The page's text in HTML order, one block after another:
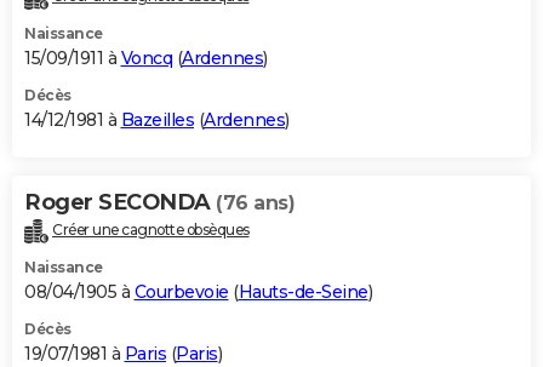
Naissance
15/09/1911 à Voncq (Ardennes)
Décès
14/12/1981 à Bazeilles (Ardennes)
Roger SECONDA (76 ans)
Créer une cagnotte obsèques
Naissance
08/04/1905 à Courbevoie (Hauts-de-Seine)
Décès
19/07/1981 à Paris (Paris)